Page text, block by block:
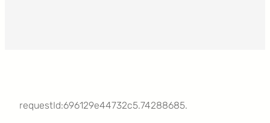
requestId:696129e44732c5.74288685.